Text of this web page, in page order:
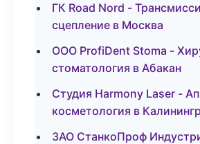
ГК Road Nord -
сцепление в Москва
ООО ProfiDent Stoma -
стоматология в Абакан
Студия Harmony Laser -
косметология в
ЗАО СтанкоПроф